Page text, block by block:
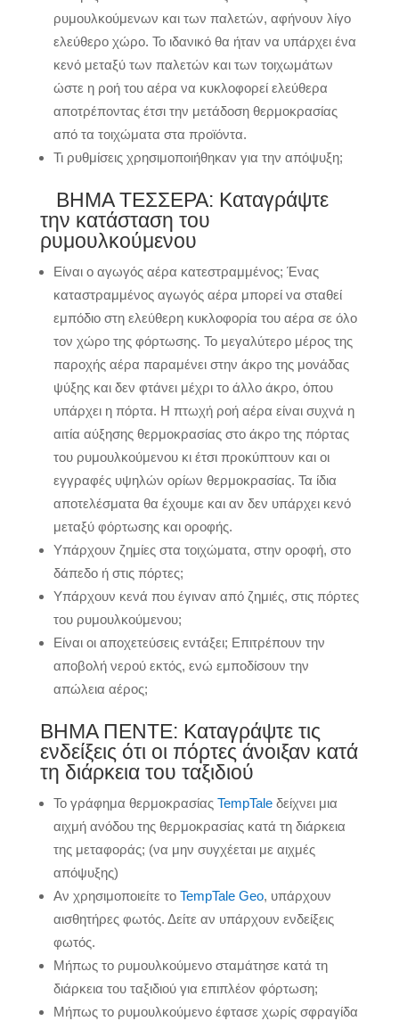
ρυμουλκούμενων και των παλετών, αφήνουν λίγο
ελεύθερο χώρο. Το ιδανικό θα ήταν να υπάρχει ένα
κενό μεταξύ των παλετών και των τοιχωμάτων
ώστε η ροή του αέρα να κυκλοφορεί ελεύθερα
αποτρέποντας έτσι την μετάδοση θερμοκρασίας
από τα τοιχώματα στα προϊόντα.
Τι ρυθμίσεις χρησιμοποιήθηκαν για την απόψυξη;
ΒΗΜΑ ΤΕΣΣΕΡΑ: Καταγράψτε
την κατάσταση του
ρυμουλκούμενου
Είναι ο αγωγός αέρα κατεστραμμένος; Ένας
καταστραμμένος αγωγός αέρα μπορεί να σταθεί
εμπόδιο στη ελεύθερη κυκλοφορία του αέρα σε όλο
τον χώρο της φόρτωσης. Το μεγαλύτερο μέρος της
παροχής αέρα παραμένει στην άκρο της μονάδας
ψύξης και δεν φτάνει μέχρι το άλλο άκρο, όπου
υπάρχει η πόρτα. Η πτωχή ροή αέρα είναι συχνά η
αιτία αύξησης θερμοκρασίας στο άκρο της πόρτας
του ρυμουλκούμενου κι έτσι προκύπτουν και οι
εγγραφές υψηλών ορίων θερμοκρασίας. Τα ίδια
αποτελέσματα θα έχουμε και αν δεν υπάρχει κενό
μεταξύ φόρτωσης και οροφής.
Υπάρχουν ζημίες στα τοιχώματα, στην οροφή, στο
δάπεδο ή στις πόρτες;
Υπάρχουν κενά που έγιναν από ζημιές, στις πόρτες
του ρυμουλκούμενου;
Είναι οι αποχετεύσεις εντάξει; Επιτρέπουν την
αποβολή νερού εκτός, ενώ εμποδίσουν την
απώλεια αέρος;
ΒΗΜΑ ΠΕΝΤΕ: Καταγράψτε τις
ενδείξεις ότι οι πόρτες άνοιξαν κατά
τη διάρκεια του ταξιδιού
Το γράφημα θερμοκρασίας TempTaleδείχνει μια
αιχμή ανόδου της θερμοκρασίας κατά τη διάρκεια
της μεταφοράς; (να μην συγχέεται με αιχμές
απόψυξης)
Αν χρησιμοποιείτε το TempTale Geo, υπάρχουν
αισθητήρες φωτός. Δείτε αν υπάρχουν ενδείξεις
φωτός.
Μήπως το ρυμουλκούμενο σταμάτησε κατά τη
διάρκεια του ταξιδιού για επιπλέον φόρτωση;
Μήπως το ρυμουλκούμενο έφτασε χωρίς σφραγίδα